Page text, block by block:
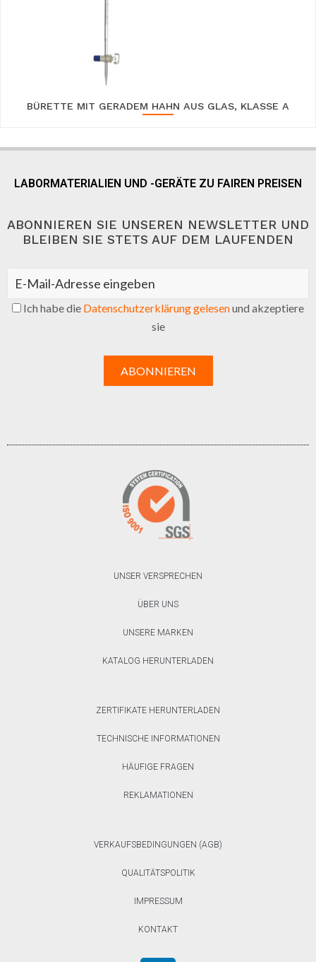
BÜRETTE MIT GERADEM HAHN AUS GLAS, KLASSE A
LABORMATERIALIEN UND -GERÄTE ZU FAIREN PREISEN
ABONNIEREN SIE UNSEREN NEWSLETTER UND
BLEIBEN SIE STETS AUF DEM LAUFENDEN
Ich habe die Datenschutzerklärung gelesenund akzeptiere
sie
UNSER VERSPRECHEN
ÜBER UNS
UNSERE MARKEN
KATALOG HERUNTERLADEN
ZERTIFIKATE HERUNTERLADEN
TECHNISCHE INFORMATIONEN
HÄUFIGE FRAGEN
REKLAMATIONEN
VERKAUFSBEDINGUNGEN (AGB)
QUALITÄTSPOLITIK
IMPRESSUM
KONTAKT